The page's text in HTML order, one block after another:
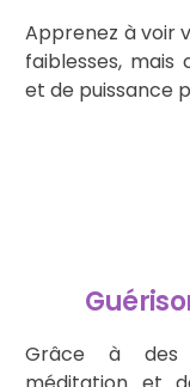
Apprenez à voir
faiblesses, mais
et de puissance
Grâce à des